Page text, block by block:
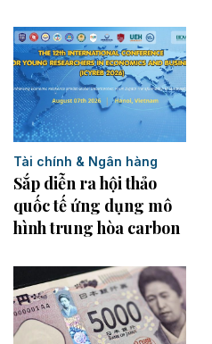
Tài chính & Ngân hàng
Sắp diễn ra hội thảo
quốc tế ứng dụng mô
hình trung hòa carbon